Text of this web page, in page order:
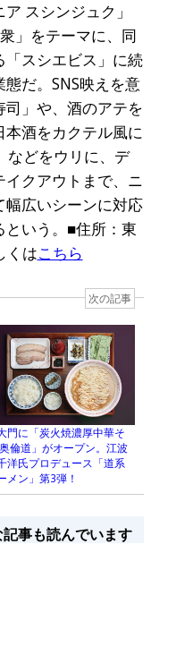
スシンジュク」
」をテーマに、同
スシエビス」に続
だ。SNS映えを意
」や、酒のアテを
酒をカクテル風に
などをウリに、デ
イクアウトまで、ニ
幅広いシーンに対応
いう。■住所：東
くはこちら
次の記事
門に「炭火焼濃厚中華そ
倫道」がオープン。江波
洋氏プロデュース「道系
メン」第3弾！
事も読んでいます